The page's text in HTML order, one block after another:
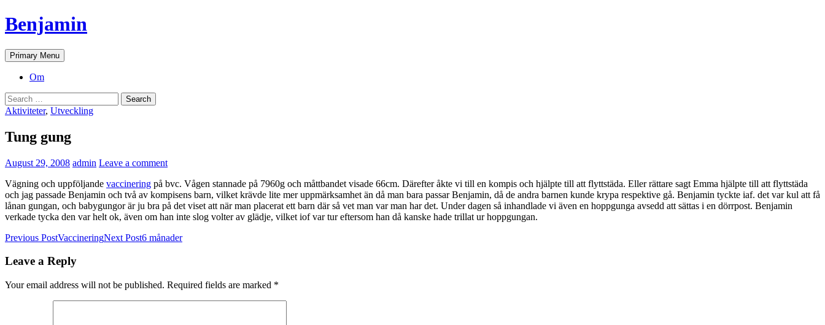
Skip
to
Benjamin
Search
Primary Menu
Om
Search
for:
Aktiviteter, Utveckling
Tung gung
August 29, 2008 admin Leave a comment
Vägning och uppföljande vaccinering på bvc. Vågen stannade på 7960g och måttbandet visade 66cm. Därefter åkte vi till en kompis och hjälpte till att flyttstäda. Eller rättare sagt Emma hjälpte till att flyttstäda
och jag passade Benjamin och två av kompisens barn, vilket krävde lite mer uppmärksamhet än då man bara passar Benjamin, då de andra barnen kunde krypa respektive gå. Benjamin tyckte iaf. det var kul att få
lånan gungan, och babygungor är ju bra på det viset att när man placerat ett barn där så vet man var man har det. Under dagen så inhandlade vi även en hoppgunga avsedd att sättas i en dörrpost. Benjamin
verkade tycka den var helt ok, även om han inte slog volter av glädje, vilket iof var tur eftersom han då kanske hade trillat ur hoppgungan.
Post
navigation
Previous PostVaccineringNext Post6 månader
Leave a Reply
Your email address will not be published. Required fields are marked *